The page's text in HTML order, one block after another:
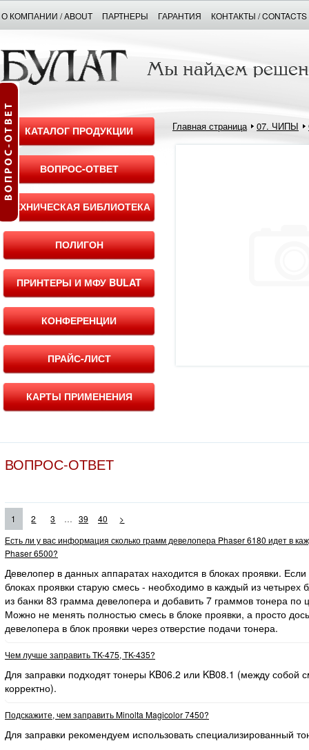
О КОМПАНИИ / ABOUT ПАРТНЕРЫ ГАРАНТИЯ КОНТАКТЫ / CONTACTS
КАТАЛОГ ПРОДУКЦИИ
ВОПРОС-ОТВЕТ
ТЕХНИЧЕСКАЯ БИБЛИОТЕКА
ПОЛИГОН
ПРИНТЕРЫ И МФУ BULAT
КОНФЕРЕНЦИИ
ПРАЙС-ЛИСТ
КАРТЫ ПРИМЕНЕНИЯ
Главная страница 07. ЧИПЫ
ВОПРОС-ОТВЕТ
1 2 3 ... 39 40
>
Есть ли у вас информация сколько грамм девелопера Phaser 6180 идет в
Phaser 6500?
Девелопер в данных аппаратах находится в блоках проявки.
блоках проявки старую смесь - необходимо в каждый из четырех
из банки 83 грамма девелопера и добавить 7 граммов тонера по
Можно не менять полностью смесь в блоке проявки, а просто
девелопера в блок проявки через отверстие подачи тонера.
Чем лучше заправить TK-475, TK-435?
Для заправки подходят тонеры KB06.2 или KB08.1 (между собой
корректно).
Подскажите, чем заправить Minolta Magicolor 7450?
Для заправки рекомендуем использовать специализированный